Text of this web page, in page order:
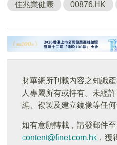
佳兆業健康 00876.HK
財華網所刊載內容之知識
人專屬所有或持有。未經
編、複製及建立鏡像等任何
如有意願轉載，請發郵件至
content@finet.com.hk ，獲